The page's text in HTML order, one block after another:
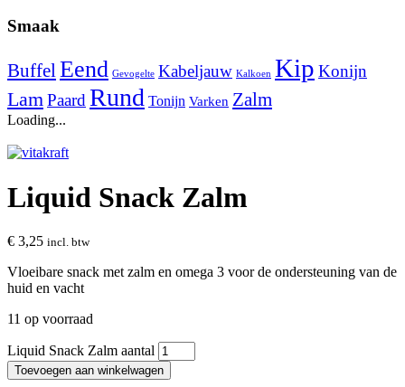
Smaak
BuffelEend Gevogelte Kabeljauw Kalkoen Kip Konijn
LamPaard Rund Tonijn Varken Zalm
Loading...
Liquid Snack Zalm
€ 3,25 incl. btw
Vloeibare snack met zalm en omega 3 voor de ondersteuning van de
huid en vacht
11 op voorraad
Liquid Snack Zalm aantal
Toevoegen aan winkelwagen